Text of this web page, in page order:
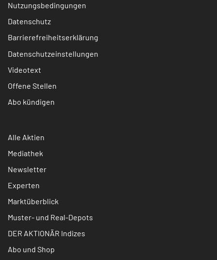
Nutzungsbedingungen
Datenschutz
Barrierefreiheitserklärung
Datenschutzeinstellungen
Videotext
Offene Stellen
Abo kündigen
Alle Aktien
Mediathek
Newsletter
Experten
Marktüberblick
Muster- und Real-Depots
DER AKTIONÄR Indizes
Abo und Shop